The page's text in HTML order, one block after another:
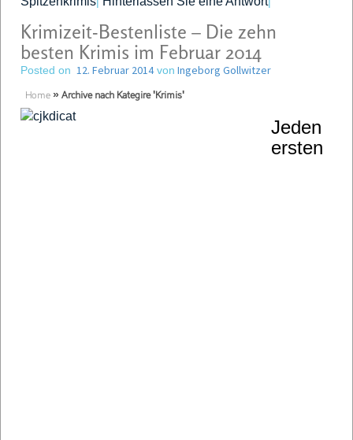
Krimizeit-Bestenliste – Die zehn
besten Krimis im Februar 2014
Posted on 12. Februar 2014von Ingeborg Gollwitzer
Home » Archive nach Kategire 'Krimis'
Jeden
ersten